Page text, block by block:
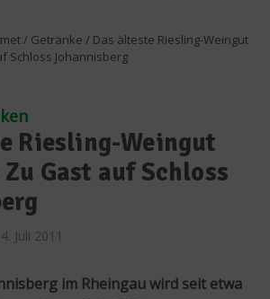
/ Getränke / Das älteste Riesling-Weingut
Schloss Johannisberg
Riesling-Weingut
Gast auf Schloss
4. Juli 2011
im Rheingau wird seit etwa